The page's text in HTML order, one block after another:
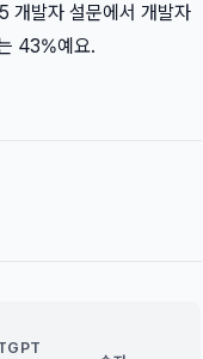
발자 설문에서 개발자
43%예요.